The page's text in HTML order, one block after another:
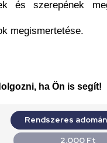
és szerepének
megismertetése.
ha Ön is segít!